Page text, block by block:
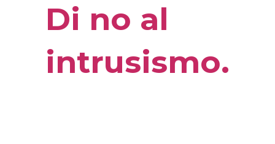
Di no al
intrusismo.